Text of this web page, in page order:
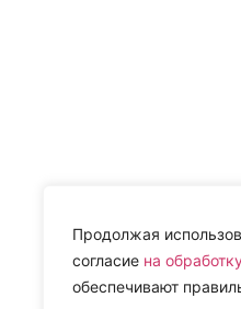
Продолжая
согласие на
обеспечивают